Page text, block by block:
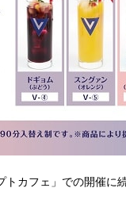
カフェ」での開催に